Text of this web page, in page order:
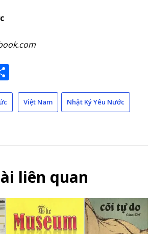
Việt Nam Nhật Ký Yêu Nước
liên quan